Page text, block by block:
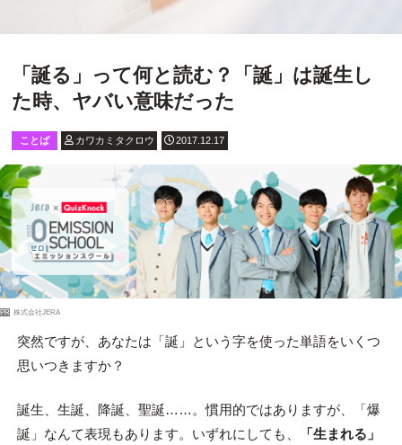
「誕る」って何と読む？「誕」は誕生し
た時、ヤバい意味だった
ことば カワカミタクロウ 2017.12.17
PR 株式会社JERA
突然ですが、あなたは「誕」という字を使った単語をいくつ
思いつきますか？
誕生、生誕、降誕、聖誕……。慣用的ではありますが、「爆
誕」なんて表現もあります。いずれにしても、
「生まれる」